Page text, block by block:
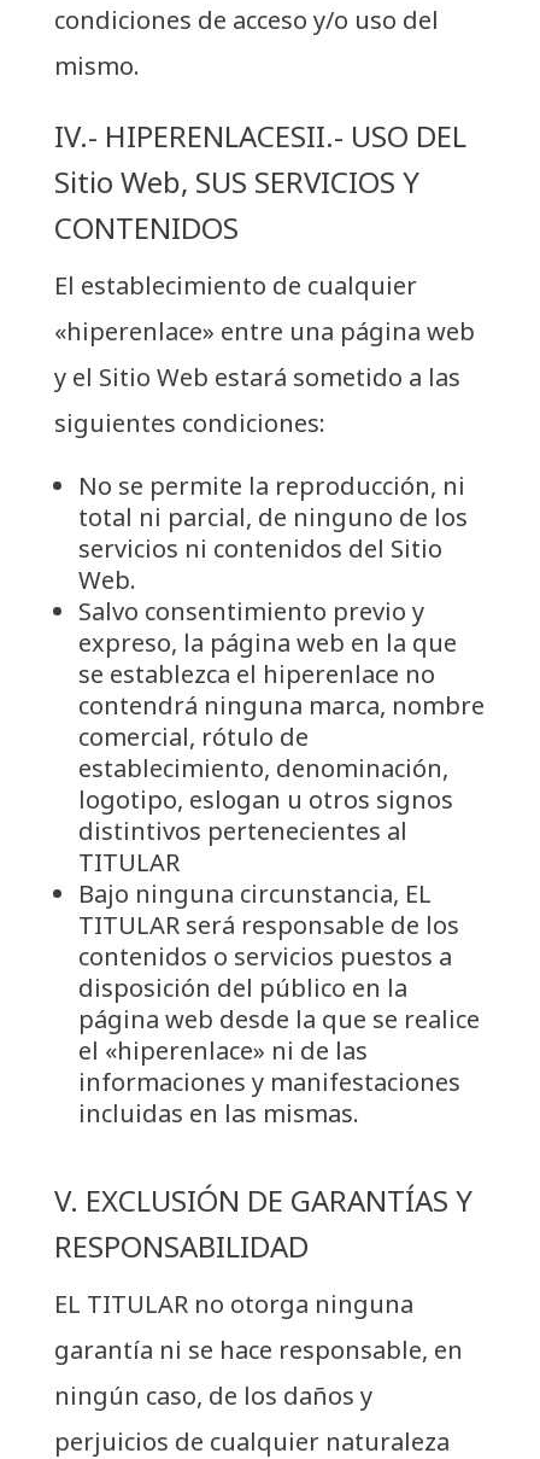
condiciones de acceso y/o uso del
mismo.
IV.- HIPERENLACESII.- USO DEL
Sitio Web, SUS SERVICIOS Y
CONTENIDOS
El establecimiento de cualquier
«hiperenlace» entre una página web
y el Sitio Web estará sometido a las
siguientes condiciones:
No se permite la reproducción, ni
total ni parcial, de ninguno de los
servicios ni contenidos del Sitio
Web.
Salvo consentimiento previo y
expreso, la página web en la que
se establezca el hiperenlace no
contendrá ninguna marca, nombre
comercial, rótulo de
establecimiento, denominación,
logotipo, eslogan u otros signos
distintivos pertenecientes al
TITULAR
Bajo ninguna circunstancia, EL
TITULAR será responsable de los
contenidos o servicios puestos a
disposición del público en la
página web desde la que se realice
el «hiperenlace» ni de las
informaciones y manifestaciones
incluidas en las mismas.
V. EXCLUSIÓN DE GARANTÍAS Y
RESPONSABILIDAD
EL TITULAR no otorga ninguna
garantía ni se hace responsable, en
ningún caso, de los daños y
perjuicios de cualquier naturaleza